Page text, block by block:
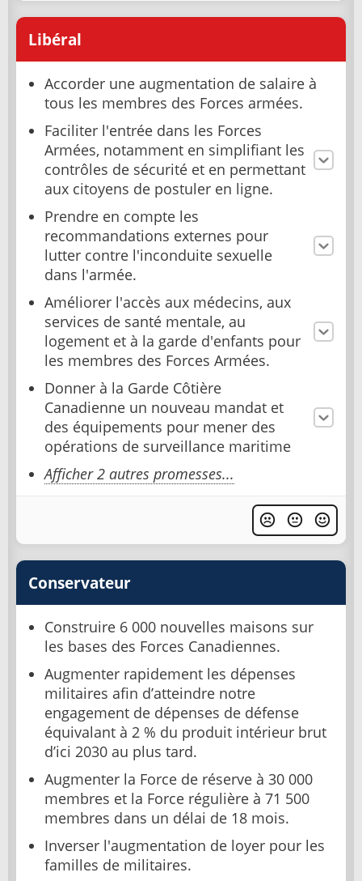
Libéral
Accorder une augmentation de salaire à
tous les membres des Forces armées.
Faciliter l'entrée dans les Forces
Armées, notamment en simplifiant les
contrôles de sécurité et en permettant
aux citoyens de postuler en ligne.
Prendre en compte les
recommandations externes pour
lutter contre l'inconduite sexuelle
dans l'armée.
Améliorer l'accès aux médecins, aux
services de santé mentale, au
logement et à la garde d'enfants pour
les membres des Forces Armées.
Donner à la Garde Côtière
Canadienne un nouveau mandat et
des équipements pour mener des
opérations de surveillance maritime
Afficher 2 autres promesses...
Conservateur
Construire 6 000 nouvelles maisons sur
les bases des Forces Canadiennes.
Augmenter rapidement les dépenses
militaires afin d’atteindre notre
engagement de dépenses de défense
équivalant à 2 % du produit intérieur brut
d’ici 2030 au plus tard.
Augmenter la Force de réserve à 30 000
membres et la Force régulière à 71 500
membres dans un délai de 18 mois.
Inverser l'augmentation de loyer pour les
familles de militaires.